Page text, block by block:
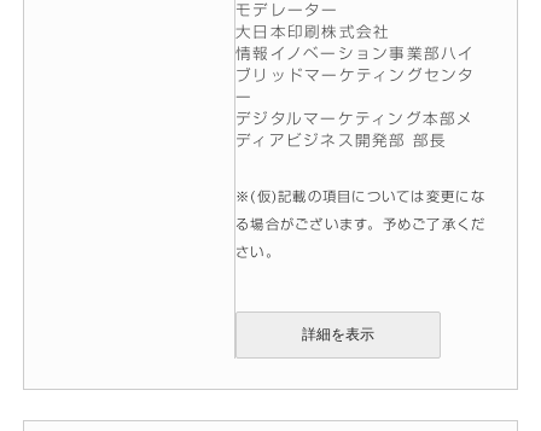
モデレーター
大日本印刷株式会社
情報イノベーション事業部ハイ
ブリッドマーケティングセンタ
ー
デジタルマーケティング本部メ
ディアビジネス開発部 部長
※(仮)記載の項目については変更にな
る場合がございます。予めご了承くだ
さい。
詳細を表示